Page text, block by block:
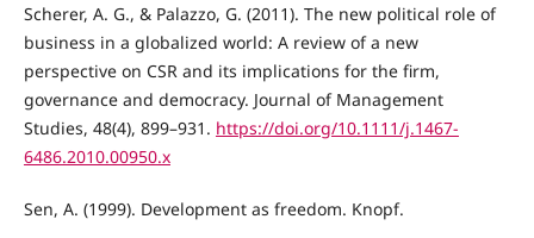
Scherer, A. G., & Palazzo, G. (2011). The new political role of
business in a globalized world: A review of a new
perspective on CSR and its implications for the firm,
governance and democracy. Journal of Management
Studies, 48(4), 899–931. https://doi.org/10.1111/j.1467-
6486.2010.00950.x
Sen, A. (1999). Development as freedom. Knopf.